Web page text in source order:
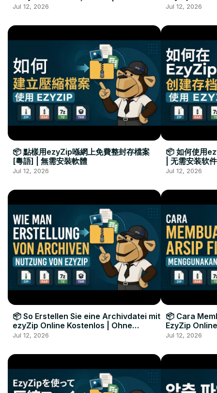
Kurulumu Gerekmez
Jul 12, 2026
Installation
Jul 12, 2026
📦 點樣用ezyZip喺網上免費整封存檔案
[粵語] | 無需安裝軟體
Jul 12, 2026
📦 如何使用
| 无需安装软件
Jul 12, 2026
📦 So Erstellen Sie eine Archivdatei mit
ezyZip Online Kostenlos | Ohne
Softwareinstallation
Jul 12, 2026
📦 Cara
EzyZip
Perangkat
Jul 12, 2026